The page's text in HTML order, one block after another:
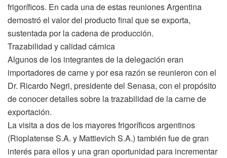
frigoríficos. En cada una de estas reuniones Argentina
demostró el valor del producto final que se exporta,
sustentada por la cadena de producción.
Trazabilidad y calidad cárnica
Algunos de los integrantes de la delegación eran
importadores de carne y por esa razón se reunieron con el
Dr. Ricardo Negri, presidente del Senasa, con el propósito
de conocer detalles sobre la trazabilidad de la carne de
exportación.
La visita a dos de los mayores frigoríficos argentinos
(Rioplatense S.A. y Mattievich S.A.) también fue de gran
interés para ellos y una gran oportunidad para incrementar